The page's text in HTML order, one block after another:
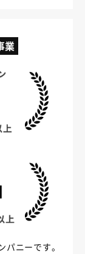
業
ニーです。